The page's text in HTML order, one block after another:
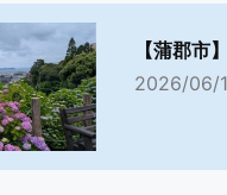
【蒲郡市
2026/06/